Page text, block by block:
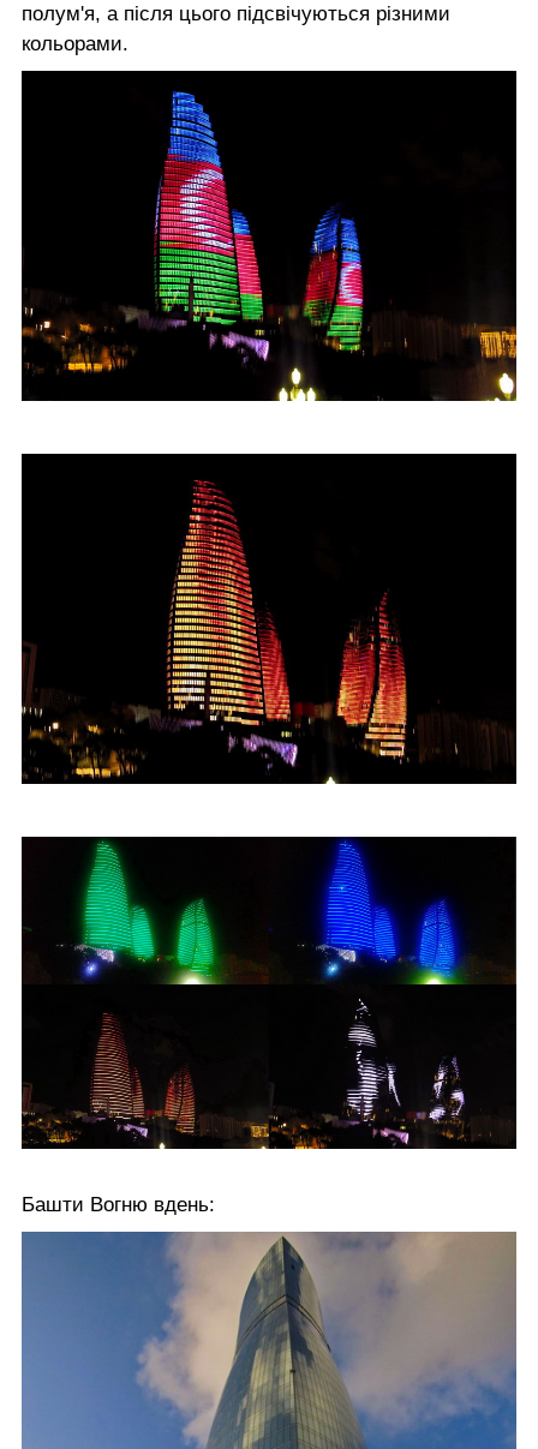
полум'я, а після цього підсвічуються різними
кольорами.
Башти Вогню вдень: